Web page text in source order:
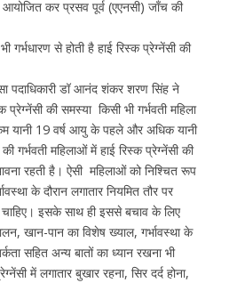
आयोजित कर प्रसव पूर्व (एएनसी) जाँच की
से होती है हाई रिस्क प्रेग्नेंसी की
पदाधिकारी डॉ आनंद शंकर शरण सिंह ने
प्रेग्नेंसी की समस्या किसी भी गर्भवती महिला
यानी 19 वर्ष आयु के पहले और अधिक यानी
गर्भवती महिलाओं में हाई रिस्क प्रेग्नेंसी की
रहती है। ऐसी महिलाओं को निश्चित रूप
के दौरान लगातार नियमित तौर पर
इसके साथ ही इससे बचाव के लिए
खान-पान का विशेष ख्याल, गर्भावस्था के
सहित अन्य बातों का ध्यान रखना भी
में लगातार बुखार रहना, सिर दर्द होना,